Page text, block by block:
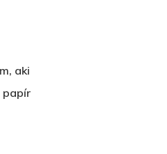
aki
papír